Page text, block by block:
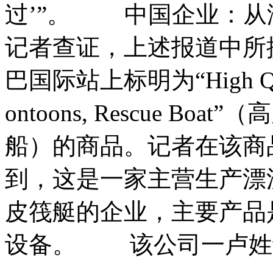
过’”。 中国企业：
记者查证，上述报道中
巴国际站上标明为“High
ontoons, Rescue Boat”
船）的商品。记者在该
到，这是一家主营生产漂
皮筏艇的企业，主要产
设备。 该公司一卢姓